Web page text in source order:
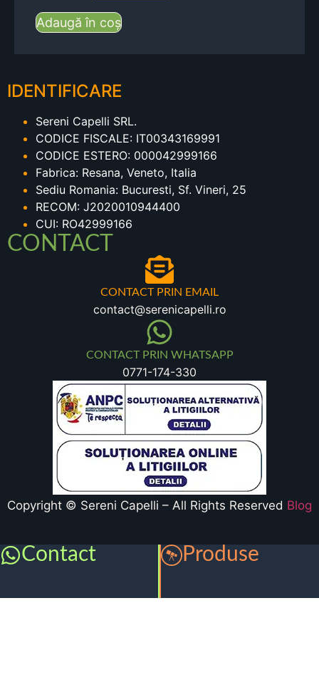
Adaugă în coș
IDENTIFICARE
Sereni Capelli SRL.
CODICE FISCALE: IT00343169991
CODICE ESTERO: 000042999166
Fabrica: Resana, Veneto, Italia
Sediu Romania: Bucuresti, Sf. Vineri, 25
RECOM: J2020010944400
CUI: RO42999166
CONTACT
CONTACT PRIN EMAIL
contact@serenicapelli.ro
CONTACT PRIN WHATSAPP
0771-174-330
Copyright © Sereni Capelli – All Rights Reserved Blog
Contact Produse